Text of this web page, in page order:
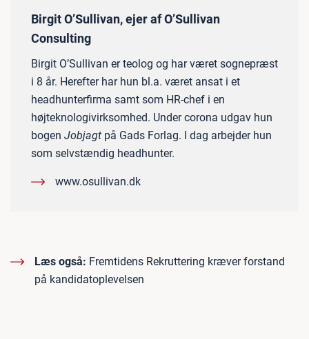
Birgit O’Sullivan, ejer af O’Sullivan
Consulting
Birgit O’Sullivan er teolog og har været sognepræst
i 8 år. Herefter har hun bl.a. været ansat i et
headhunterfirma samt som HR-chef i en
højteknologivirksomhed. Under corona udgav hun
bogen Jobjagt på Gads Forlag. I dag arbejder hun
som selvstændig headhunter.
www.osullivan.dk
Læs også: Fremtidens Rekruttering kræver forstand
på kandidatoplevelsen